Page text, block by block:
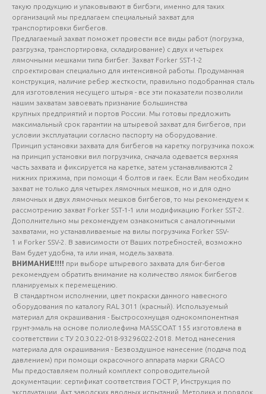
такую продукцию и упаковывают в бигбэги, именно для таких
организаций мы предлагаем специальный захват для
транспортировки бигбегов.
Предлагаемый захват поможет провести все виды работ (погрузка,
разгрузка, транспортировка, складирование) с двух и четырех
лямочными мешками типа бигбег. Захват Forker SST-1-2
спроектирован специально для интенсивной работы. Продуманная
конструкция, наличие ребер жесткости, правильно подобранная сталь
для изготовления несущего штыря - все эти показатели позволили
нашим захватам завоевать признание большинства
крупных предприятий и портов России. Мы готовы предложить
максимальный срок гарантии на штыревой захват для бигбегов, при
условии эксплуатации согласно паспорту на оборудование.
Принцип установки захвата для бигбегов на каретку погрузчика похож
на принцип установки вил погрузчика, сначала одевается верхняя
часть захвата и фиксируется на каретке, затем устанавливаются 2
нижних прижима, при помощи 4 болтов и гаек. Если Вам необходим
захват не только для четырех лямочных мешков, но и для одно
лямочных и двух лямочных мешков бигбегов, то мы рекомендуем к
рассмотрению захват Forker SST-1-1 или модификацию Forker SST-2.
Дополнительно мы рекомендуем ознакомиться с аналогичными
захватами, но устанавливаемые на вилы погрузчика Forker SSV-
1 и Forker SSV-2. В зависимости от Ваших потребностей, возможно
Вам будет удобна, та или иная, модель захвата.
ВНИМАНИЕ!!!! при выборе штыревого захвата для биг-бегов
рекомендуем обратить внимание на количество лямок бигбегов
планируемых к перемещению.
В стандартном исполнении, цвет покраски данного навесного
оборудования по каталогу RAL 3011 (красный). Используемый
материал для окрашивания - Быстросохнущая однокомпонентная
грунт-эмаль на основе полиолефина MASSCOAT 155 изготовлена в
соответствии с ТУ 20.30.22-018-93296022-2018. Метод нанесения
материала для окрашивания - Безвоздушное нанесение (подача под
давлением) при помощи окрасочного аппарата марки GRACO
Мы предоставляем полный комплект сопроводительной
документации: сертификат соответствия ГОСТ Р, Инструкция по
эксплуатации, Акт заводских вводных испытаний, Методика и порядок